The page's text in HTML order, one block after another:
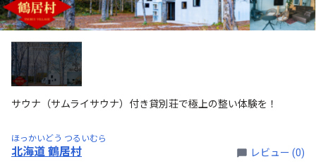
サウナ（サムライサウナ）付き貸別荘で極上の整い体験を！
ほっかいどう つるいむら
北海道 鶴居村 レビュー (0)